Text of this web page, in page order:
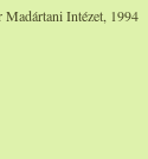
Intézet, 1994